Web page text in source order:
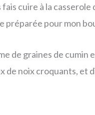
cuire à la
pour mon
de graines de
de noix croquants, et